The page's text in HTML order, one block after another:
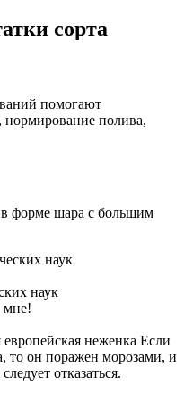
сорта
помогают
нормирование полива,
в форме шара с большим
наук
мне!
неженка Если
то он поражен морозами, и
отказаться.